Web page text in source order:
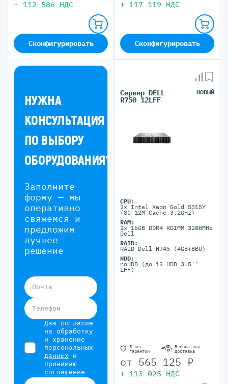
+ 112 586 НДС
Сконфигурировать
+ 117 119 НДС
Сконфигурировать
НУЖНА
КОНСУЛЬТАЦИЯ
ПО ВЫБОРУ
ОБОРУДОВАНИЯ?
Заполните
форму — мы
оперативно
свяжемся и
предложим
лучшее
решение
Почта
Телефон
Даю согласие
на обработку
и хранение
персональных
данных и
принимаю
соглашение
Сервер DELL
R750 12LFF
НОВЫЙ
CPU:
2x Intel Xeon Gold 5315Y
(8C 12M Cache 3.2GHz)
RAM:
2x 16GB DDR4 RDIMM 3200MHz
Dell
RAID:
RAID Dell H745 (4GB+BBU)
HDD:
noHDD (до 12 HDD 3.5''
LFF)
5 лет
гарантии
Бесплатная
доставка
от 565 125 ₽
+ 113 025 НДС